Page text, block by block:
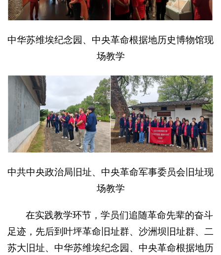
中华苏维埃纪念园、中央革命根据地历史博物馆现
场教学
中共中央政治局旧址、中央革命军事委员会旧址现
场教学
在实践教学环节，学员们追随革命先辈的奋斗
足迹，先后到叶坪革命旧址群、沙洲坝旧址群、二
苏大旧址、中华苏维埃纪念园、中央革命根据地历